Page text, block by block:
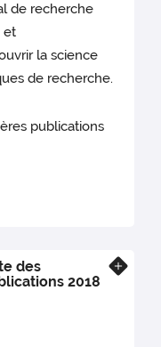
de recherche
et
la science
de recherche.
publications
des
2018